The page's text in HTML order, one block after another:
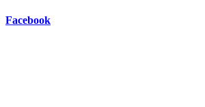
Facebook